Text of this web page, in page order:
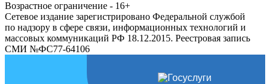
Возрастное ограничение - 16+
Сетевое издание зарегистрировано Федеральной службой
по надзору в сфере связи, информационных технологий и
массовых коммуникаций РФ 18.12.2015. Реестровая запись
СМИ №ФС77-64106